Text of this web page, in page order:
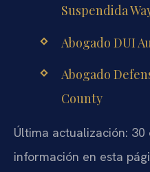
Suspendida
Abogado DUI
Abogado
County
Última actualización:
información en esta